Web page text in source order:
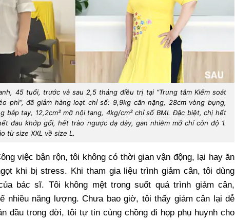
45 tuổi, trước và sau 2,5 tháng điều trị tại “Trung tâm Kiểm soát
phì”, đã giảm hàng loạt chỉ số: 9,9kg cân nặng, 28cm vòng bụng,
bắp tay, 12,2cm² mỡ nội tạng, 4kg/cm² chỉ số BMI. Đặc biệt, chị hết
đau khớp gối, hết trào ngược dạ dày, gan nhiễm mỡ chỉ còn độ 1.
từ size XXL về size L.
việc bận rộn, tôi không có thời gian vận động, lại hay ăn
khi bị stress. Khi tham gia liệu trình giảm cân, tôi dùng
bác sĩ. Tôi không mệt trong suốt quá trình giảm cân,
nhiều năng lượng. Chưa bao giờ, tôi thấy giảm cân lại dễ
đầu trong đời, tôi tự tin cùng chồng đi họp phụ huynh cho